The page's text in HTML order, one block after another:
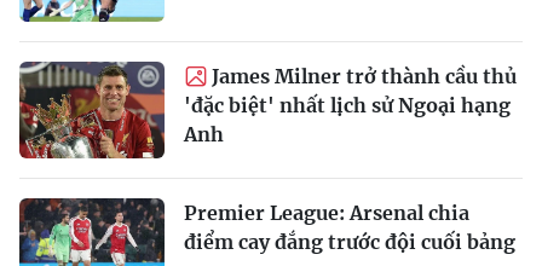
James Milner trở thành cầu thủ
'đặc biệt' nhất lịch sử Ngoại hạng
Anh
Premier League: Arsenal chia
điểm cay đắng trước đội cuối bảng